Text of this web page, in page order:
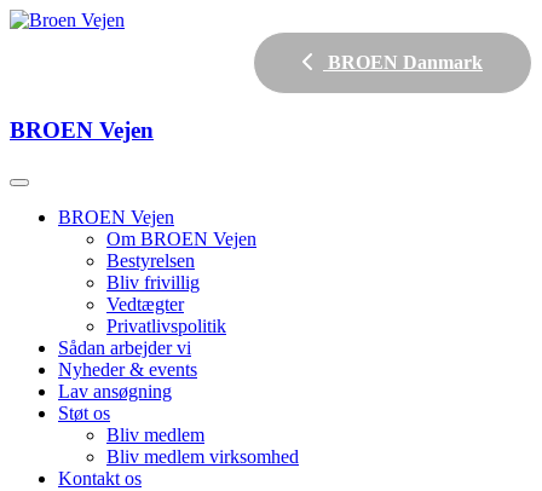
BROEN Danmark
BROEN Vejen
BROEN Vejen
Om BROEN Vejen
Bestyrelsen
Bliv frivillig
Vedtægter
Privatlivspolitik
Sådan arbejder vi
Nyheder & events
Lav ansøgning
Støt os
Bliv medlem
Bliv medlem virksomhed
Kontakt os